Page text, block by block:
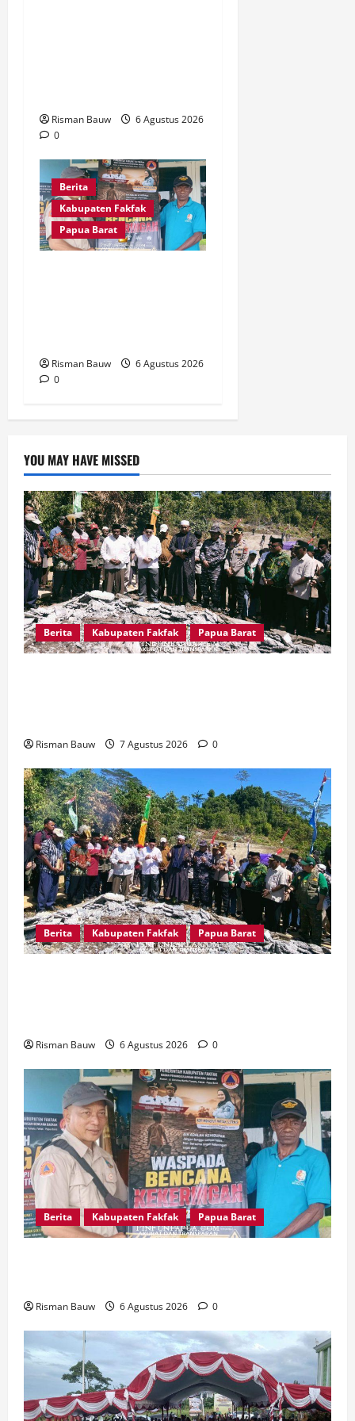
Risman Bauw
6 Agustus 2026
0
Berita
Kabupaten Fakfak
Papua Barat
Risman Bauw
6 Agustus 2026
0
YOU MAY HAVE MISSED
Berita Kabupaten Fakfak Papua Barat
Risman Bauw 7 Agustus 2026 0
Berita Kabupaten Fakfak Papua Barat
Risman Bauw 6 Agustus 2026 0
Berita Kabupaten Fakfak Papua Barat
Risman Bauw 6 Agustus 2026 0